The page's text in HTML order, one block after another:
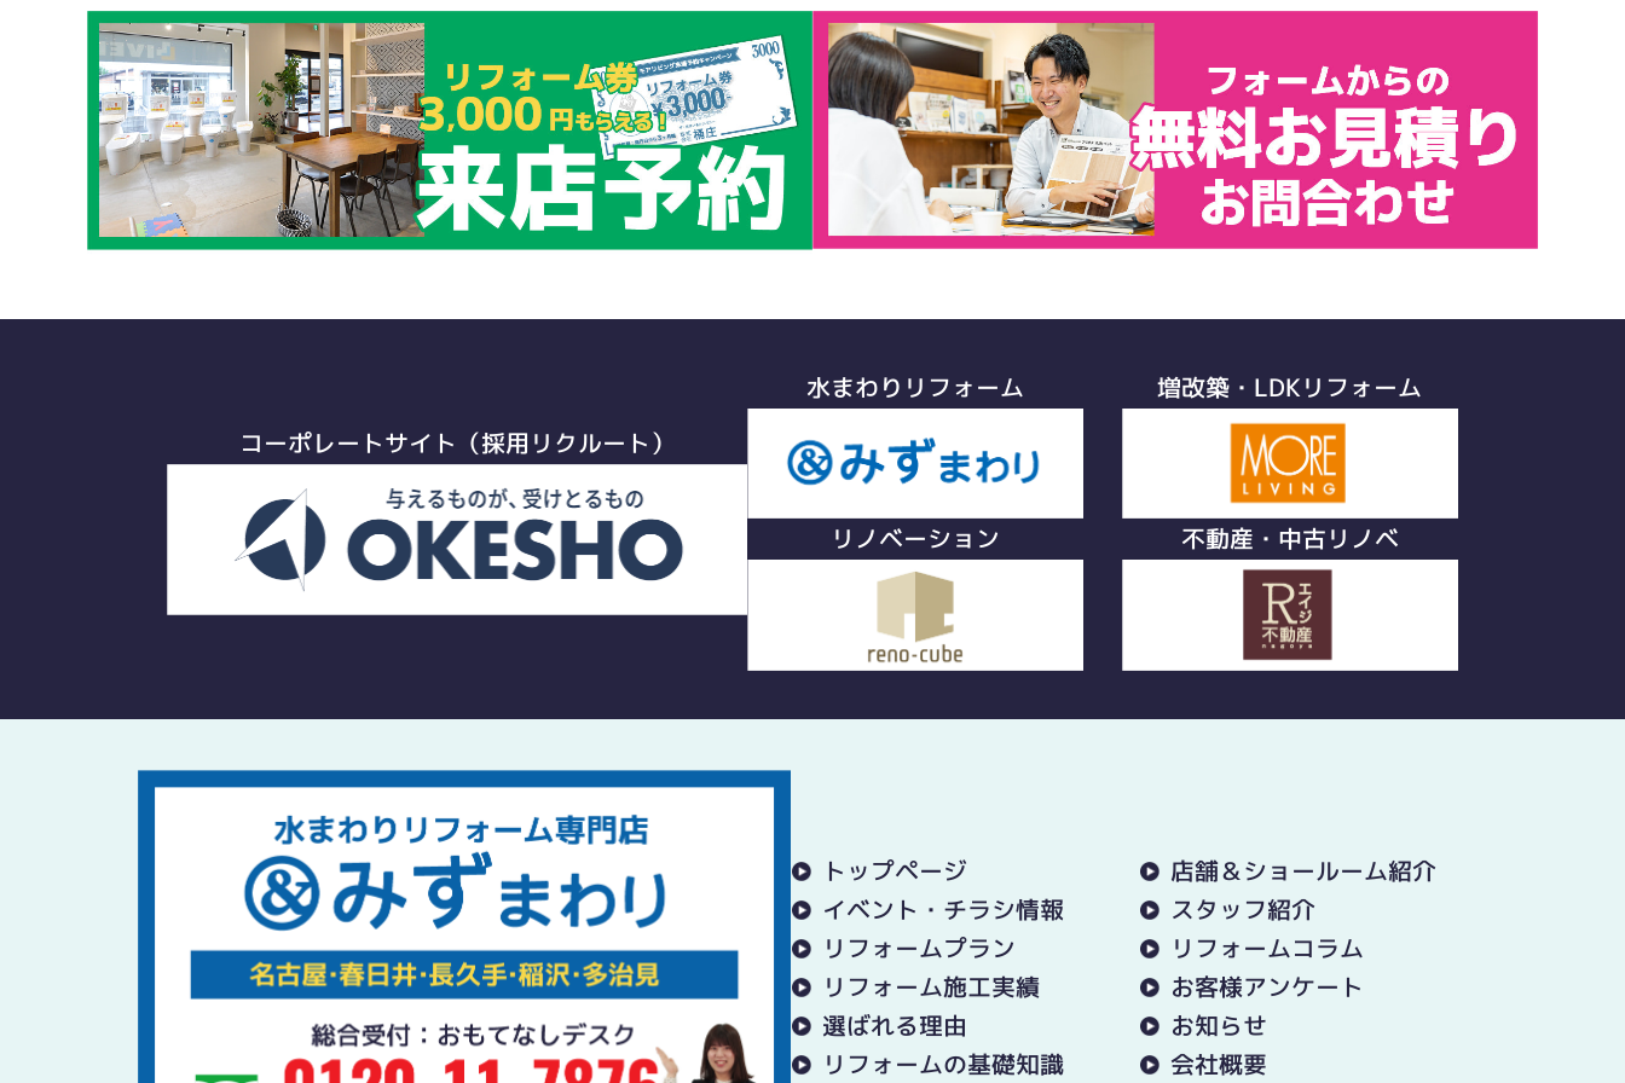
コーポレートサイト（採用リクルート）
水まわりリフォーム 増改築・LDKリフォーム
リノベーション 不動産・中古リノベ
トップページ
店舗＆ショールーム紹介
イベント・チラシ情報
スタッフ紹介
リフォームプラン
リフォームコラム
リフォーム施工実績
お客様アンケート
選ばれる理由
お知らせ
リフォームの基礎知識
会社概要